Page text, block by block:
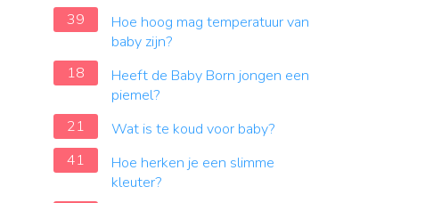
39
Hoe hoog mag temperatuur van
baby zijn?
18
Heeft de Baby Born jongen een
piemel?
21
Wat is te koud voor baby?
41
Hoe herken je een slimme
kleuter?